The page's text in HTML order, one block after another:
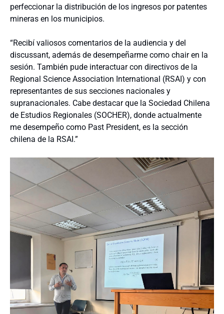
perfeccionar la distribución de los ingresos por patentes
mineras en los municipios.
“Recibí valiosos comentarios de la audiencia y del
discussant, además de desempeñarme como chair en la
sesión. También pude interactuar con directivos de la
Regional Science Association International (RSAI) y con
representantes de sus secciones nacionales y
supranacionales. Cabe destacar que la Sociedad Chilena
de Estudios Regionales (SOCHER), donde actualmente
me desempeño como Past President, es la sección
chilena de la RSAI.”